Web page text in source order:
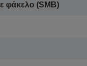
φάκελο (SMB)